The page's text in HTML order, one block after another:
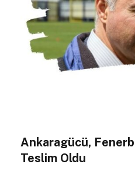
Ankaragücü,
Teslim Oldu